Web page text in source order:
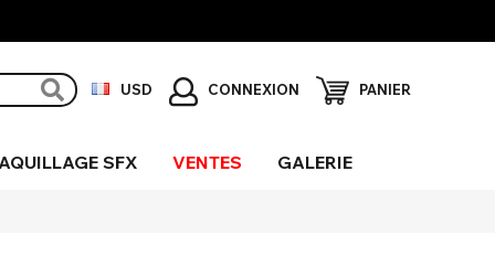
USD CONNEXION PANIER
SFX VENTES GALERIE